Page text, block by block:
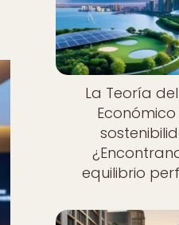
La Teoría
Económico
equilibrio